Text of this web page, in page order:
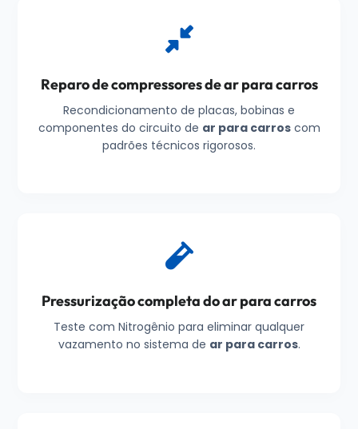
Reparo de compressores de ar para carros
Recondicionamento de placas, bobinas e
componentes do circuito de ar para carroscom
padrões técnicos rigorosos.
Pressurização completa do ar para carros
Teste com Nitrogênio para eliminar qualquer
vazamento no sistema de ar para carros.